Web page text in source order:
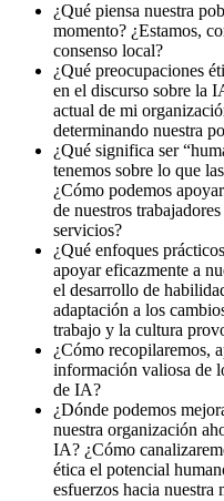
¿Qué piensa nuestra
momento? ¿Estamos,
consenso local?
¿Qué preocupaciones
en el discurso sobre la
actual de mi
determinando nuestra
¿Qué significa ser
tenemos sobre lo que
¿Cómo podemos
de nuestros
servicios?
¿Qué enfoques
apoyar eficazmente a
el desarrollo de
adaptación a los
trabajo y la cultura
¿Cómo recopilaremos,
información valiosa de
de IA?
¿Dónde podemos
nuestra organización
IA? ¿Cómo
ética el potencial
esfuerzos hacia nuestra